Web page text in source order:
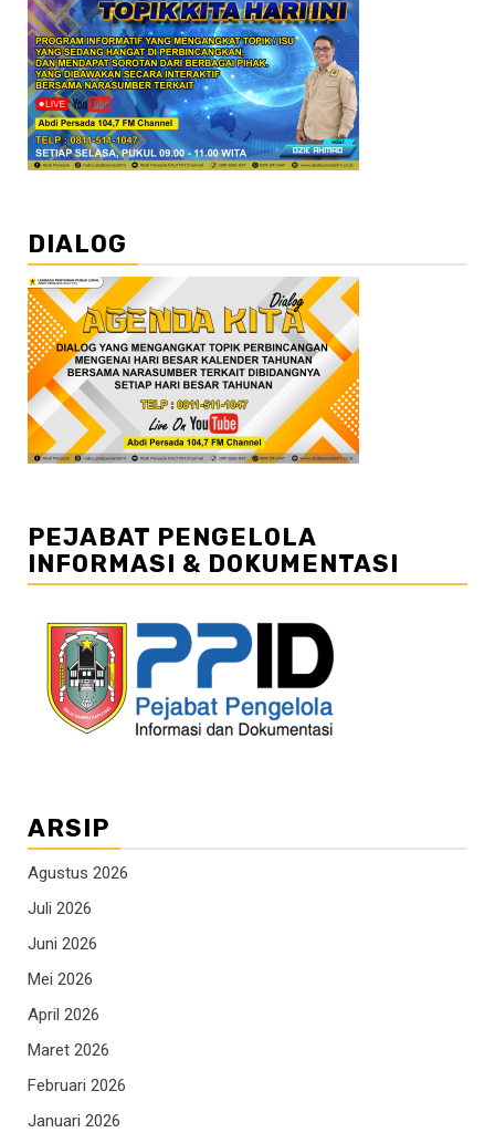
DIALOG
PEJABAT PENGELOLA
INFORMASI & DOKUMENTASI
ARSIP
Agustus 2026
Juli 2026
Juni 2026
Mei 2026
April 2026
Maret 2026
Februari 2026
Januari 2026